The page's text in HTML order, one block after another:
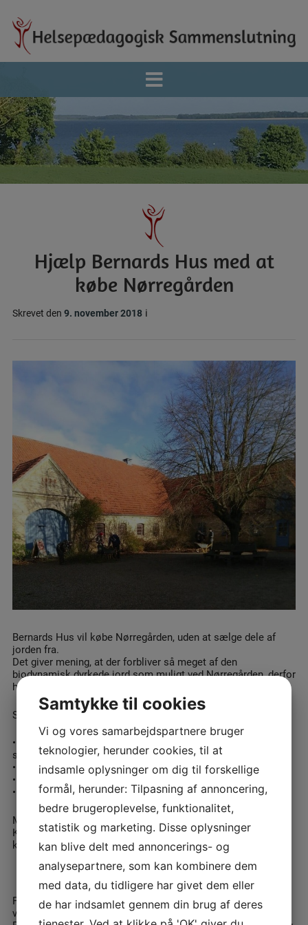
Hjælp Bernards Hus med at
købe Nørregården
Skrevet den 9. november 2018i
Bernards Hus vil købe Nørregården, uden at sælge dele af
jorden fra.
Det giver mening, at der forbliver så meget af den
biodynamisk dyrkede jord som muligt ved Nørregården, derfor
har vi brug for jer alle sammen:
Sådan kan i støtte os i projektet:
• Donationer: Merkur reg.nr.: 8401 konto nr.: 1063918 (fra
småt til stort?)
• Rentefri lån
• Evt. samarbejde
• Gode tips og råd
Målet er at købe så meget som muligt af jorden fri!
Kontakt: Elke Bliese eller Gerhard van der Made:
kontor@bernardshus.dk, tlf.: 64431275 eller 28714100
På Nørregården befinder sig et landbrug, Bernards Hus, og en
vuggestue/ børnehave: Høkasssen.
Samtykke til cookies
Vi og vores samarbejdspartnere bruger
teknologier, herunder cookies, til at
indsamle oplysninger om dig til forskellige
formål, herunder: Tilpasning af annoncering,
bedre brugeroplevelse, funktionalitet,
statistik og marketing. Disse oplysninger
kan blive delt med annoncerings- og
analysepartnere, som kan kombinere dem
med data, du tidligere har givet dem eller
de har indsamlet gennem din brug af deres